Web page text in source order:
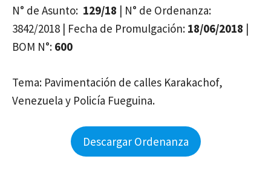
N° de Asunto: 129/18 | N° de Ordenanza:
3842/2018 | Fecha de Promulgación: 18/06/2018 |
BOM N°: 600
Tema: Pavimentación de calles Karakachof,
Venezuela y Policía Fueguina.
Descargar Ordenanza